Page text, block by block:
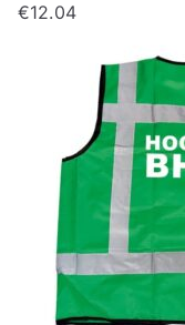
€12.04